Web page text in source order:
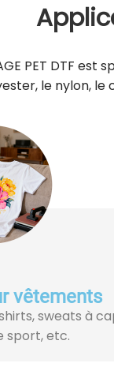
PET DTF
le nylon, le
vêtements
sweats à
sport, etc.